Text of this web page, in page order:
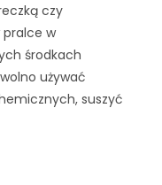
czy
w
środkach
używać
suszyć